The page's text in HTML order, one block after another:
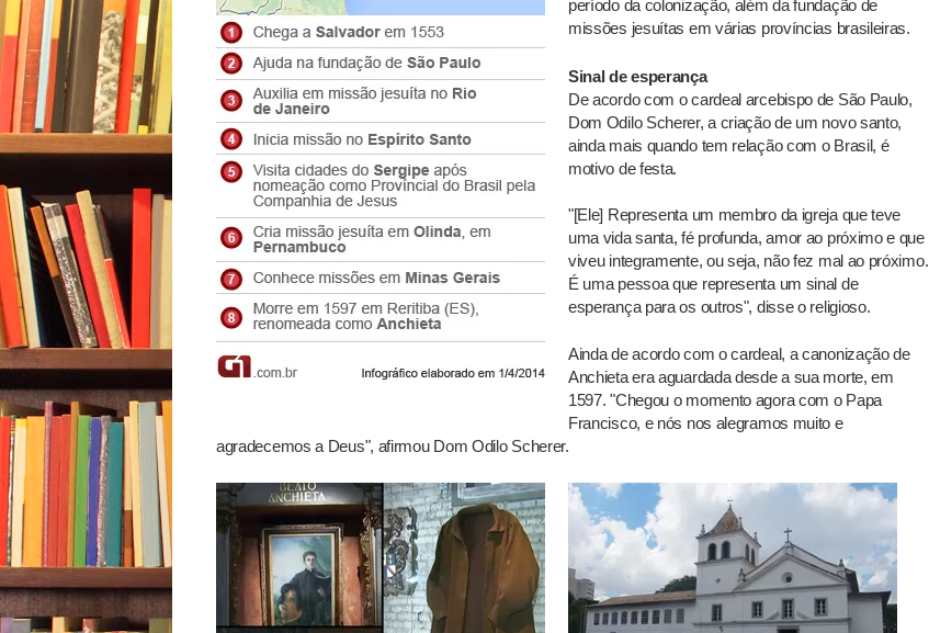
período da colonização, além da fundação de
missões jesuítas em várias províncias brasileiras.
Sinal de esperança
De acordo com o cardeal arcebispo de São Paulo,
Dom Odilo Scherer, a criação de um novo santo,
ainda mais quando tem relação com o Brasil, é
motivo de festa.
"[Ele] Representa um membro da igreja que teve
uma vida santa, fé profunda, amor ao próximo e que
viveu integramente, ou seja, não fez mal ao próximo.
É uma pessoa que representa um sinal de
esperança para os outros", disse o religioso.
Ainda de acordo com o cardeal, a canonização de
Anchieta era aguardada desde a sua morte, em
1597. "Chegou o momento agora com o Papa
Francisco, e nós nos alegramos muito e
agradecemos a Deus", afirmou Dom Odilo Scherer.